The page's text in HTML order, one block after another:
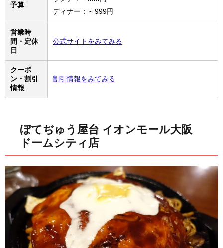
予算
ディナー：～999円
営業時
間・定休
日
公式サイトをみてみる
クーポ
ン・割引
情報
割引情報をみてみる
ぼてぢゅう屋台 イオンモール大阪
ドームシティ店